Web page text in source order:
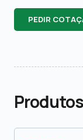
PEDIR